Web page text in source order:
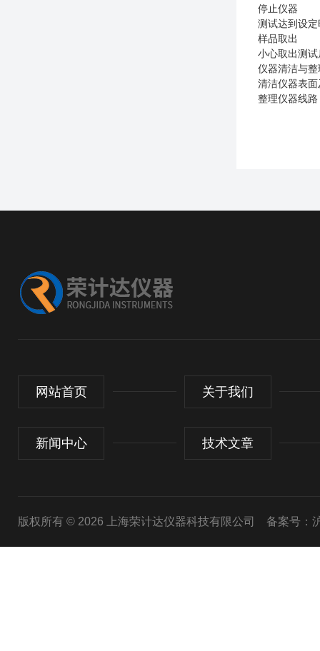
停止仪器
测试达到设
样品取出
小心取出测
仪器清洁与整
清洁仪器表
整理仪器线
网站首页 关于我们
新闻中心 技术文章
版权所有 © 2026 上海荣计达仪器科技有限公司 备案号：